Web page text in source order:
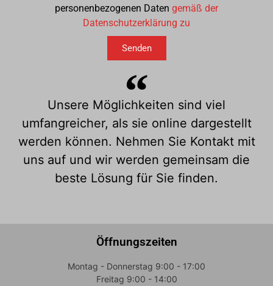
personenbezogenen Daten gemäß der
Datenschutzerklärung zu
Senden
Unsere Möglichkeiten sind viel
umfangreicher, als sie online dargestellt
werden können. Nehmen Sie Kontakt mit
uns auf und wir werden gemeinsam die
beste Lösung für Sie finden.
Öffnungszeiten
Montag - Donnerstag 9:00 - 17:00
Freitag 9:00 - 14:00